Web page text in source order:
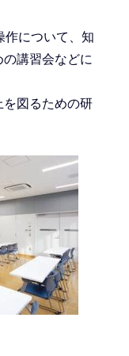
について、知
講習会などに
図るための研